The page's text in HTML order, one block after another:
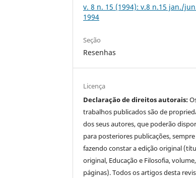
v. 8 n. 15 (1994): v.8 n.15 jan./
1994
Seção
Resenhas
Licença
Declaração de direitos autorais:
trabalhos publicados são de
dos seus autores, que poderão
para posteriores publicações, sempre
fazendo constar a edição original
original, Educação e Filosofia,
páginas). Todos os artigos desta